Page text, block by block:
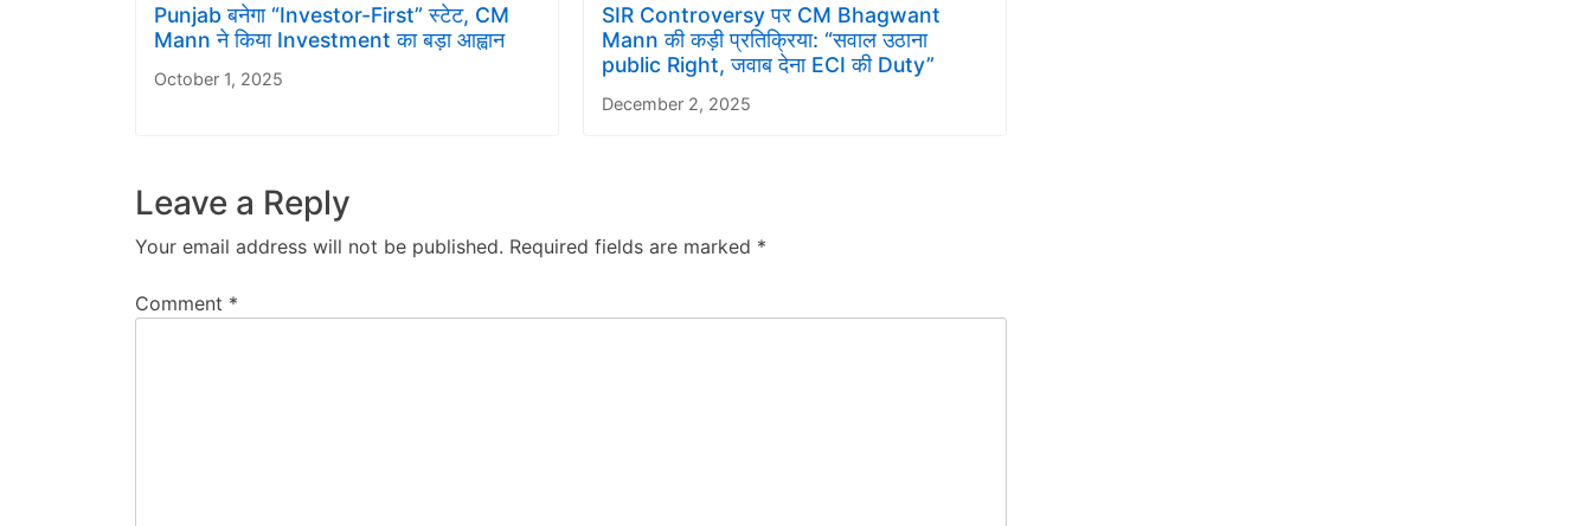
Punjab बनेगा “Investor-First” स्टेट, CM
Mann ने किया Investment का बड़ा आह्वान
October 1, 2025
SIR Controversy पर CM Bhagwant
Mann की कड़ी प्रतिक्रिया: “सवाल उठाना
public Right, जवाब देना ECI की Duty”
December 2, 2025
Leave a Reply
Your email address will not be published. Required fields are marked *
Comment *